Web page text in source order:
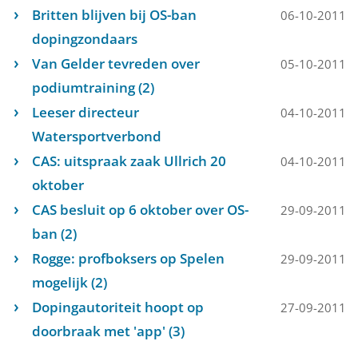
Britten blijven bij OS-ban
dopingzondaars
06-10-2011
Van Gelder tevreden over
podiumtraining (2)
05-10-2011
Leeser directeur
Watersportverbond
04-10-2011
CAS: uitspraak zaak Ullrich 20
oktober
04-10-2011
CAS besluit op 6 oktober over OS-
ban (2)
29-09-2011
Rogge: profboksers op Spelen
mogelijk (2)
29-09-2011
Dopingautoriteit hoopt op
doorbraak met 'app' (3)
27-09-2011